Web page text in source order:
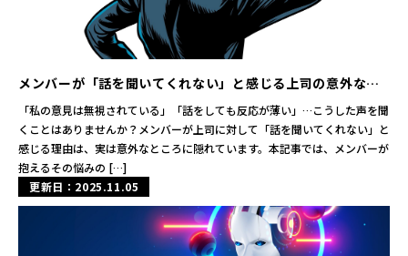
メンバーが「話を聞いてくれない」と感じる上司の意外な特
徴とは？その真実に迫る
「私の意見は無視されている」「話をしても反応が薄い」…こうした声を聞
くことはありませんか？メンバーが上司に対して「話を聞いてくれない」と
感じる理由は、実は意外なところに隠れています。本記事では、メンバーが
抱えるその悩みの […]
更新日：2025.11.05